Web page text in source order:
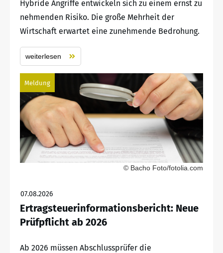
Hybride Angriffe entwickeln sich zu einem ernst zu
nehmenden Risiko. Die große Mehrheit der
Wirtschaft erwartet eine zunehmende Bedrohung.
weiterlesen
Meldung
© Bacho Foto/fotolia.com
07.08.2026
Ertragsteuerinformationsbericht: Neue
Prüfpflicht ab 2026
Ab 2026 müssen Abschlussprüfer die